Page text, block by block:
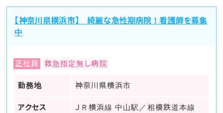
【神奈川県横浜市】 綺麗な急性期病院！看護師を募集
中
正社員 救急指定無し病院
勤務地 神奈川県横浜市
アクセス
ＪＲ横浜線 中山駅／相模鉄道本線